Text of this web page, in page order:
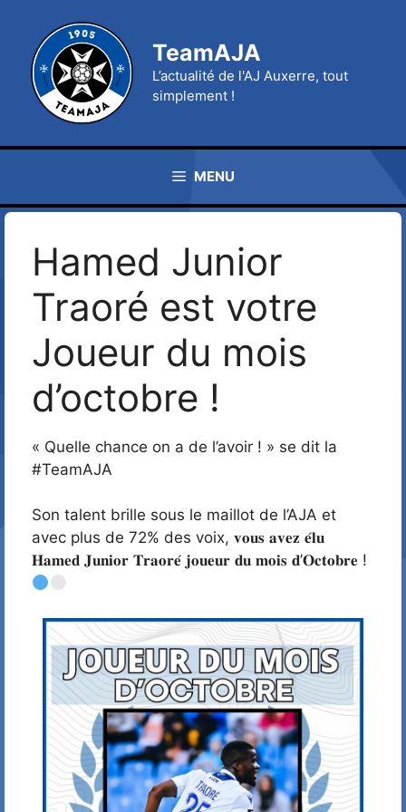
contenu
TeamAJA
L’actualité de l'AJ Auxerre, tout
simplement !
MENU
Hamed Junior
Traoré est votre
Joueur du mois
d’octobre !
« Quelle chance on a de l’avoir ! » se dit la
#TeamAJA
Son talent brille sous le maillot de l’AJA et
avec plus de 72% des voix, 𝐯𝐨𝐮𝐬 𝐚𝐯𝐞𝐳 𝐞́𝐥𝐮
𝐇𝐚𝐦𝐞𝐝 𝐉𝐮𝐧𝐢𝐨𝐫 𝐓𝐫𝐚𝐨𝐫𝐞́ 𝐣𝐨𝐮𝐞𝐮𝐫 𝐝𝐮 𝐦𝐨𝐢𝐬 𝐝’𝐎𝐜𝐭𝐨𝐛𝐫𝐞 !